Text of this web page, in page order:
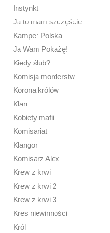
Instynkt
Ja to mam szczęście
Kamper Polska
Ja Wam Pokażę!
Kiedy ślub?
Komisja morderstw
Korona królów
Klan
Kobiety mafii
Komisariat
Klangor
Komisarz Alex
Krew z krwi
Krew z krwi 2
Krew z krwi 3
Kres niewinności
Król